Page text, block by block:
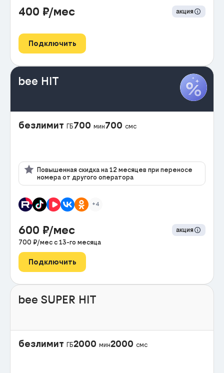
400 ₽/мес акция
Подключить
bee HIT
безлимит ГБ700 мин700 смс
Повышенная скидка на 12 месяцев при переносе
номера от другого оператора
+4
600 ₽/мес
акция
700 ₽/мес с 13-го месяца
Подключить
bee SUPER HIT
безлимит ГБ2000 мин2000 смс